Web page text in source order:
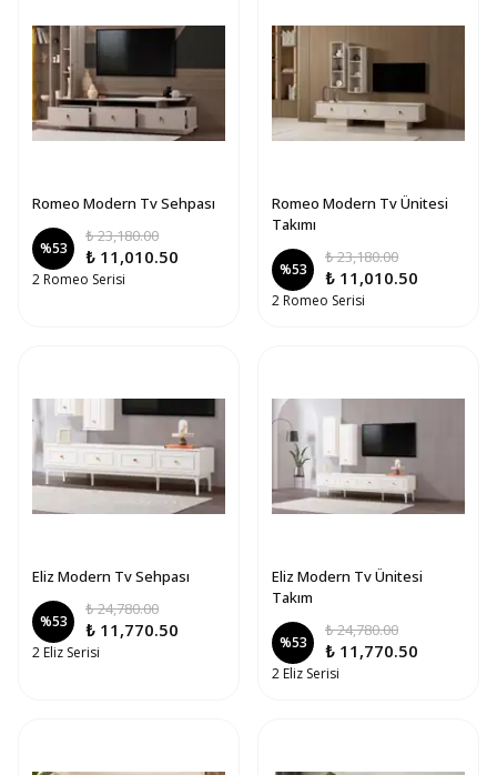
Romeo Modern Tv Sehpası
%53
₺ 23,180.00
₺ 11,010.50
2 Romeo Serisi
Romeo Modern Tv Ünitesi
Takımı
%53
₺ 23,180.00
₺ 11,010.50
2 Romeo Serisi
Eliz Modern Tv Sehpası
%53
₺ 24,780.00
₺ 11,770.50
2 Eliz Serisi
Eliz Modern Tv Ünitesi
Takım
%53
₺ 24,780.00
₺ 11,770.50
2 Eliz Serisi